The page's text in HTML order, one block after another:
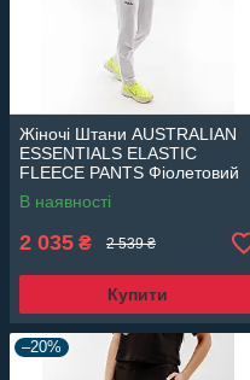
Жіночі Штани AUSTRALIAN
ESSENTIALS ELASTIC
FLEECE PANTS Фіолетовий
XL (7dLSDPA0003-465 XL)
В наявності
2 035 ₴ 2 539 ₴
Купити
–20%